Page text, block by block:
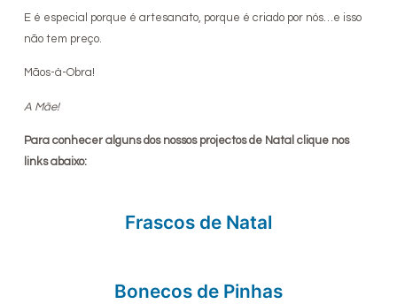
E é especial porque é artesanato, porque é criado por nós…e isso
não tem preço.
Mãos-à-Obra!
A Mãe!
Para conhecer alguns dos nossos projectos de Natal clique nos
links abaixo:
Frascos de Natal
Bonecos de Pinhas